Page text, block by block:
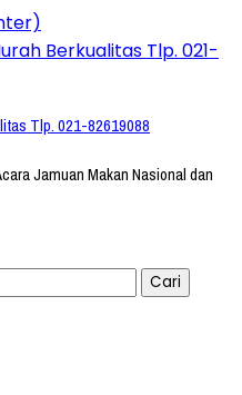
Tlp. 021-82619088
Jamuan Makan Nasional dan